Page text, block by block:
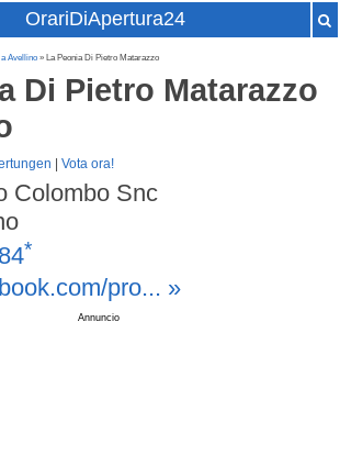
OrariDiApertura24
Avellino » La Peonia Di Pietro Matarazzo
Di Pietro Matarazzo
|Vota ora!
Colombo Snc
*
pro... »
Annuncio